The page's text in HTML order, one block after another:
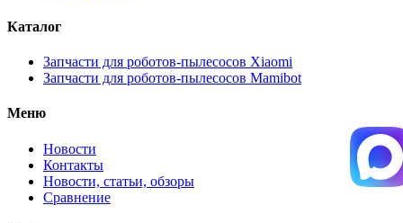
Каталог
Запчасти для роботов-пылесосов Xiaomi
Запчасти для роботов-пылесосов Mamibot
Меню
Новости
Контакты
Новости, статьи, обзоры
Сравнение